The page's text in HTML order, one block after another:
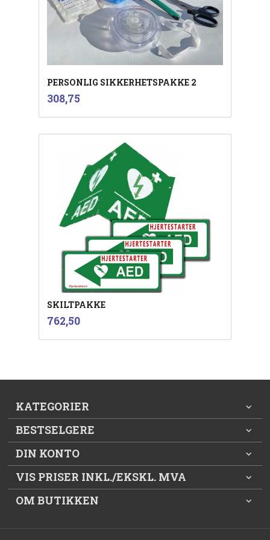
PERSONLIG SIKKERHETSPAKKE 2
Pris
308,75inkl.
mva.
SKILTPAKKE
Pris
762,50mva.
KATEGORIER
BESTSELGERE
DIN KONTO
VIS PRISER INKL./EKSKL. MVA
OM BUTIKKEN